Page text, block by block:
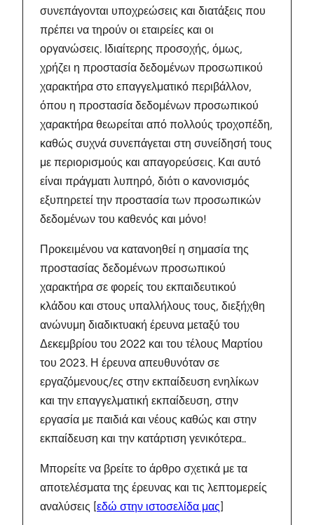
συνεπάγονται υποχρεώσεις και διατάξεις που
πρέπει να τηρούν οι εταιρείες και οι
οργανώσεις. Ιδιαίτερης προσοχής, όμως,
χρήζει η προστασία δεδομένων προσωπικού
χαρακτήρα στο επαγγελματικό περιβάλλον,
όπου η προστασία δεδομένων προσωπικού
χαρακτήρα θεωρείται από πολλούς τροχοπέδη,
καθώς συχνά συνεπάγεται στη συνείδησή τους
με περιορισμούς και απαγορεύσεις. Και αυτό
είναι πράγματι λυπηρό, διότι ο κανονισμός
εξυπηρετεί την προστασία των προσωπικών
δεδομένων του καθενός και μόνο!
Προκειμένου να κατανοηθεί η σημασία της
προστασίας δεδομένων προσωπικού
χαρακτήρα σε φορείς του εκπαιδευτικού
κλάδου και στους υπαλλήλους τους, διεξήχθη
ανώνυμη διαδικτυακή έρευνα μεταξύ του
Δεκεμβρίου του 2022 και του τέλους Μαρτίου
του 2023. Η έρευνα απευθυνόταν σε
εργαζόμενους/ες στην εκπαίδευση ενηλίκων
και την επαγγελματική εκπαίδευση, στην
εργασία με παιδιά και νέους καθώς και στην
εκπαίδευση και την κατάρτιση γενικότερα..
Μπορείτε να βρείτε το άρθρο σχετικά με τα
αποτελέσματα της έρευνας και τις λεπτομερείς
αναλύσεις [εδώ στην ιστοσελίδα μας]